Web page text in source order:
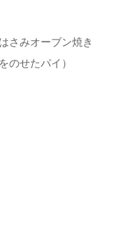
さみオーブン焼き
のせたパイ）